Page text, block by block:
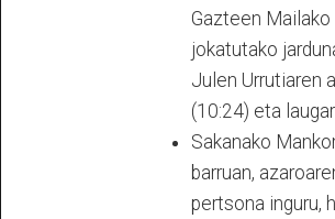
Gazteen
jokatutako
Julen Urrutiaren
(10:24) eta
Sakanako
barruan,
pertsona inguru,